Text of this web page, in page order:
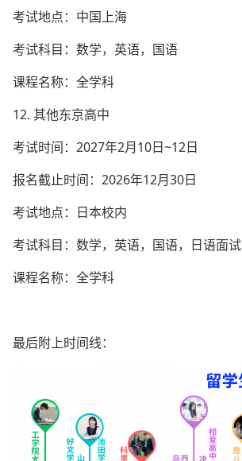
考试地点：中国上海
考试科目：数学，英语，国语
课程名称：全学科
12. 其他东京高中
考试时间：2027年2月10日~12日
报名截止时间：2026年12月30日
考试地点：日本校内
考试科目：数学，英语，国语，日语面试
课程名称：全学科
最后附上时间线：